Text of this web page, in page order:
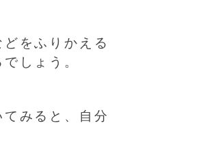
をふりかえる
しょう。
みると、自分